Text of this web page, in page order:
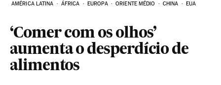
AMÉRICA LATINA ÁFRICA EUROPA ORIENTE MÉDIO CHINA EUA
‘Comer com os olhos’
aumenta o desperdício de
alimentos